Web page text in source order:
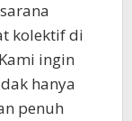
kolektif di
ingin
hanya
penuh